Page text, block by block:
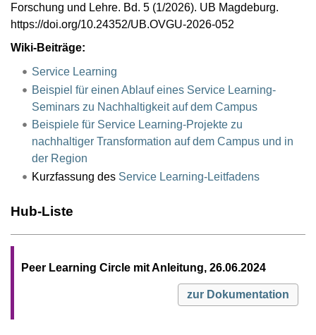
Forschung und Lehre. Bd. 5 (1/2026). UB Magdeburg.
https://doi.org/10.24352/UB.OVGU-2026-052
Wiki-Beiträge:
Service Learning
Beispiel für einen Ablauf eines Service Learning-
Seminars zu Nachhaltigkeit auf dem Campus
Beispiele für Service Learning-Projekte zu
nachhaltiger Transformation auf dem Campus und in
der Region
Kurzfassung des Service Learning-Leitfadens
Hub-Liste
Peer Learning Circle mit Anleitung, 26.06.2024
zur Dokumentation